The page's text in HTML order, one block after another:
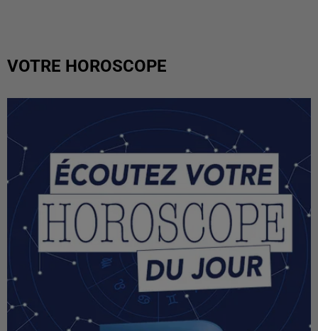
VOTRE HOROSCOPE